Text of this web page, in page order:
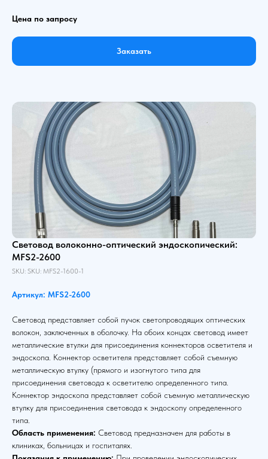
Цена по запросу
Заказать
Световод волоконно-оптический эндоскопический:
MFS2-2600
SKU: SKU: MFS2-1600-1
Артикул: MFS2-2600
Световод представляет собой пучок светопроводящих оптических
волокон, заключенных в оболочку. На обоих концах световод имеет
металлические втулки для присоединения коннекторов осветителя и
эндоскопа. Коннектор осветителя представляет собой съемную
металлическую втулку (прямого и изогнутого типа для
присоединения световода к осветителю определенного типа.
Коннектор эндоскопа представляет собой съемную металлическую
втулку для присоединения световода к эндоскопу определенного
типа.
Область применения: Световод предназначен для работы в
клиниках, больницах и госпиталях.